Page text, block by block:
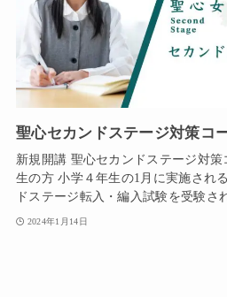
聖心セカンドステージ対策コ
新規開講 聖心セカンドステージ対
生の方 小学４年生の1月に実施され
ドステージ転入・編入試験を受験さ
2024年1月14日